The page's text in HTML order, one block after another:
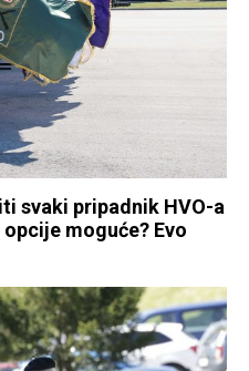
svaki pripadnik HVO-a
moguće? Evo